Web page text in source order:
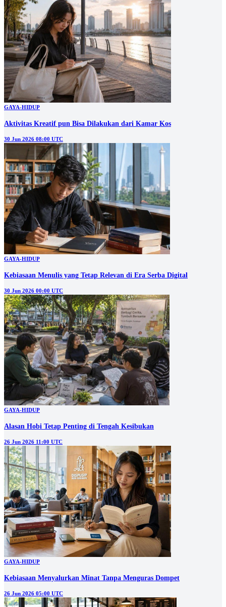
GAYA-HIDUP
Aktivitas Kreatif pun Bisa Dilakukan dari Kamar Kos
30 Jun 2026 08:00 UTC
GAYA-HIDUP
Kebiasaan Menulis yang Tetap Relevan di Era Serba Digital
30 Jun 2026 00:00 UTC
GAYA-HIDUP
Alasan Hobi Tetap Penting di Tengah Kesibukan
26 Jun 2026 11:00 UTC
GAYA-HIDUP
Kebiasaan Menyalurkan Minat Tanpa Menguras Dompet
26 Jun 2026 05:00 UTC